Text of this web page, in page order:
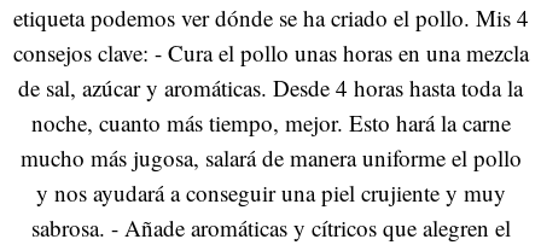
etiqueta podemos ver dónde se ha criado el pollo. Mis 4
consejos clave: - Cura el pollo unas horas en una mezcla
de sal, azúcar y aromáticas. Desde 4 horas hasta toda la
noche, cuanto más tiempo, mejor. Esto hará la carne
mucho más jugosa, salará de manera uniforme el pollo
y nos ayudará a conseguir una piel crujiente y muy
sabrosa. - Añade aromáticas y cítricos que alegren el